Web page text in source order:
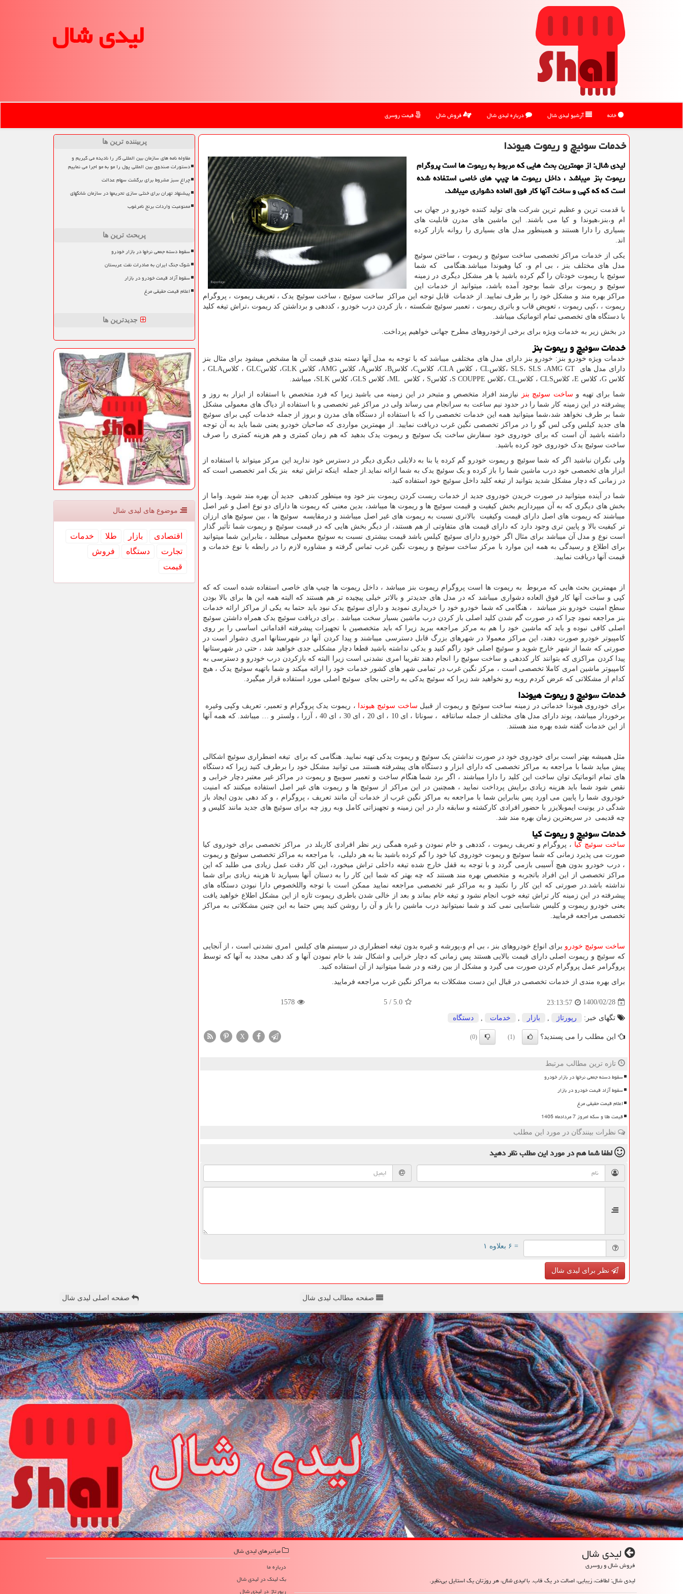
لیدی شال
خانه آرشیو لیدی شال درباره لیدی شال فروش شال قیمت روسری
خدمات سوئیچ و ریموت هیوندا
لیدی شال: از مهمترین بحث هایی كه مربوط به ریموت ها است پروگرام
ریموت بنز میباشد ، داخل ریموت ها چیپ های خاصی استفاده شده
است كه كه كپی و ساخت آنها كار فوق العاده دشواری میباشد.
با قدمت ترین و عظیم ترین شرکت های تولید کننده خودرو در جهان بی
ام و،بنز،هیوندا و کیا می باشند. این ماشین های مدرن قابلیت های
بسیاری را دارا هستند و همینطور مدل های بسیاری را روانه بازار کرده
اند.
یکی از خدمات مراکز تخصصی ساخت سوئیچ و ریموت ، ساختن سوئیچ
مدل های مختلف بنز ، بی ام و، کیا وهیوندا میباشد.هنگامی که شما
سوئیچ یا ریموت خودتان را گم کرده باشید یا هر مشکل دیگری در زمینه
سوئیچ و ریموت برای شما بوجود آمده باشد، میتوانید از خدمات این
مراکز بهره مند و مشکل خود را بر طرف نمایید. از خدمات قابل توجه این مراکز ساخت سوئیچ ، ساخت سوئیچ یدک ، تعریف ریموت ، پروگرام
ریموت ، ،کپی ریموت ، تعویض قاب و باتری ریموت ، تعمیر سوئیچ شکسته ، باز کردن درب خودرو ، کددهی و برداشتن کد ریموت ،تراش تیغه کلید
با دستگاه های تخصصی تمام اتوماتیک میباشد.
در بخش زیر به خدمات ویژه برای برخی ازخودروهای مطرح جهانی خواهیم پرداخت.
خدمات سوئیچ و ریموت بنز
خدمات ویژه خودرو بنز: خودرو بنز دارای مدل های مختلفی میباشد که با توجه به مدل آنها دسته بندی قیمت آن ها مشخص میشود برای مثال بنز
دارای مدل های
AMG GT، SLS ،SLS ،کلاسCL ، کلاسCLA، کلاسC، کلاسB، کلاسA، کلاس AMG، کلاس GLK، کلاسGLC، کلاسGLA،
کلاس G، کلاس E، کلاسCLS ، کلاسCL ،کلاس S COUPPE، کلاسS ، کلاس ML، کلاس GLS، کلاس SLK، میباشد.
شما برای تهیه و ساخت سوئیچ بنز
نیازمند افراد متخصص و متبحر در این زمینه می باشید زیرا که فرد متخصص با استفاده از ابزار به روز و
پیشرفته در این زمینه کار شما را در حدود نیم ساعت به سرانجام می رساند ولی در مراکز غیر تخصصی و با استفاده از دیاگ های معمولی مشکل
شما بر طرف نخواهد شد،شما میتوانید همه این خدمات تخصصی را که با استفاده از دستگاه های مدرن و بروز از جمله خدمات کپی برای سوئیچ
های جدید کیلس وکی لس گو را در مراکز تخصصی نگین غرب دریافت نمایید. از مهمترین مواردی که صاحبان خودرو یعنی شما باید به آن توجه
داشته باشید آن است که برای خودروی خود سفارش ساخت یک سوئیچ و ریموت یدک بدهید که هم زمان کمتری و هم هزینه کمتری را صرف
ساخت سوئیچ یدک خودروی خود کرده باشید.
ولی نگران نباشید اگر که شما سوئیچ و ریموت خودرو گم کرده یا بنا به دلایلی دیگری دیگر در دسترس خود ندارید این مرکز میتواند با استفاده از
ابزار های تخصصی خود درب ماشین شما را باز کرده و یک سوئیچ یدک به شما ارائه نماید.از جمله اینکه تراش تیغه بنز یک امر تخصصی است که
در زمانی که دچار مشکل شدید بتوانید از تیغه کلید داخل سوئیچ خود استفاده کنید.
شما در آینده میتوانید در صورت خریدن خودروی جدید از خدمات ریست کردن ریموت بنز خود وه مینطور کددهی جدید آن بهره مند شوید. واما از
بخش های دیگری که به آن میپردازیم بخش کیفیت و قیمت سوئیچ ها و ریموت ها میباشد، بدین معنی که ریموت ها دارای دو نوع اصل و غیر اصل
میباشند که ریموت های اصل دارای قیمت وکیفیت بالاتری نسبت به ریموت های غیر اصل میباشند و درمقایسه سوئیچ ها ، بین سوئیچ های ارزان
تر کیفیت بالا و پایین تری وجود دارد که دارای قیمت های متفاوتی از هم هستند، از دیگر بخش هایی که در قیمت سوئیچ و ریموت شما تأثیر گذار
است نوع و مدل آن میباشد برای مثال اگر خودرو دارای سوئیچ کیلس باشد قیمت بیشتری نسبت به سوئیچ معمولی میطلبد ، بنابراین شما میتوانید
برای اطلاع و رسیدگی به همه این موارد با مرکز ساخت سوئیچ و ریموت نگین غرب تماس گرفته و مشاوره لازم را در رابطه با نوع خدمات و
قیمت آنها دریافت نمایید.
از مهمترین بحث هایی که مربوط به ریموت ها است پروگرام ریموت بنز میباشد ، داخل ریموت ها چیپ های خاصی استفاده شده است که که
کپی و ساخت آنها کار فوق العاده دشواری میباشد که در مدل های جدیدتر و بالاتر خیلی پیچیده تر هم هستند که البته همه این ها برای بالا بودن
سطح امنیت خودرو بنز میباشد ، هنگامی که شما خودرو خود را خریداری نمودید و دارای سوئیچ یدک نبود باید حتما به یکی از مراکز ارائه خدمات
بنز مراجعه نمود چرا که در صورت گم شدن کلید اصلی باز کردن درب ماشین بسیار سخت میباشد . برای دریافت سوئیچ یدک همراه داشتن سوئیچ
اصلی کافی نبوده و باید که ماشین خود را هم به مرکز مراجعه ببرید زیرا که باید متخصصین با تجهیزات پیشرفته اقداماتی اساسی را بر روی
کامپیوتر خودرو صورت دهند، این مراکز معمولا در شهرهای بزرگ قابل دسترسی میباشند و پیدا کردن آنها در شهرستانها امری دشوار است در
صورتی که شما از شهر خارج شوید و سوئیچ اصلی خود راگم کنید و یدکی نداشته باشید قطعا دچار مشکلی جدی خواهید شد ، حتی در شهرستانها
پیدا کردن مراکزی که بتوانند کار کددهی و ساخت سوئیچ را انجام دهند تقریبا امری نشدنی است زیرا البته که بازکردن درب خودرو و دسترسی به
کامپیوتر ماشین امری کاملا تخصصی است ، مرکز نگین غرب در تمامی شهر های کشور خدمات خود را ارائه میکند و شما باتهیه سوئیچ یدک ، هیچ
کدام از مشکلاتی که عرض کردم روبه رو نخواهید شد زیرا که سوئیچ یدکی به راحتی بجای سوئیچ اصلی مورد استفاده قرار میگیرد.
خدمات سوئیچ و ریموت هیوندا
برای خودروی هیوندا خدماتی در زمینه ساخت سوئیچ و ریموت از قبیل ساخت سوئیچ هیوندا ، ریموت یدک پروگرام و تعمیر، تعریف وکپی وغیره
برخوردار میباشد، یوند دارای مدل های مختلف از جمله سانتافه ، سوناتا ، ای 10 ، ای 20 ، ای 30 ، ای 40 ، آزرا ، ولستر و … میباشد. که همه آنها
از این خدمات گفته شده بهره مند هستند.
مثل همیشه بهتر است برای خودروی خود در صورت نداشتن یک سوئیچ و ریموت یدکی تهیه نمایید. هنگامی که برای تیغه اضطراری سوئیچ اشکالی
پیش میاید شما با مراجعه به مراکز تخصصی که دارای ابزار و دستگاه های پیشرفته هستند می توانید مشکل خود را برطرف کنید زیرا که دستگاه
های تمام اتوماتیک توان ساخت این کلید را دارا میباشند ، اگر برد شما هنگام ساخت و تعمیر سوییچ و ریموت در مراکز غیر معتبر دچار خرابی و
نقص شود شما باید هزینه زیادی برایش پرداخت نمایید ، همچنین در این مراکز از سوئیچ ها و ریموت های غیر اصل استفاده میکنند که امنیت
خودروی شما را پایین می اورد پس بنابراین شما با مراجعه به مراکز نگین غرب از خدمات آن مانند تعریف ، پروگرام ، و کد دهی بدون ایجاد باز
شدگی در یونیت ایموبلایزر با حضور افرادی کارکشته و سابقه دار در این زمینه و تجهیزاتی کامل وبه روز چه برای سوئیچ های جدید مانند کلیس و
چه قدیمی در سریعترین زمان بهره مند شد.
خدمات سوئیچ و ریموت کیا
ساخت سوئیچ کیا ، پروگرام و تعریف ریموت ، کددهی و خام نمودن و غیره همگی زیر نظر افرادی کاربلد در مراکز تخصصی برای خودروی کیا
صورت می پذیرد زمانی که شما سوئیچ و ریموت خودروی کیا خود را گم کرده باشید بنا به هر دلیلی، با مراجعه به مراکز تخصصی سوئیچ و ریموت
، درب خودرو بدون هیچ آسیبی بازمی گردد و با توجه به قفل خارج شده تیغه داخلی تراش میخورد، این کار دقت عمل زیادی می طلبد که این
مراکز تخصصی از این افراد باتجربه و متخصص بهره مند هستند که چه بهتر که شما این کار را به دستان آنها بسپارید تا هزینه زیادی برای شما
نداشته باشد.در صورتی که این کار را نکنید و به مراکز غیر تخصصی مراجعه نمایید ممکن است با توجه واللخصوص دارا نبودن دستگاه های
پیشرفته در این زمینه کار تراش تیغه خوب انجام نشود و تیغه خام بماند و بعد از خالی شدن باطری ریموت تازه از این مشکل اطلاع خواهید یافت
یعنی خودرو ریموت و کلیس شناسایی نمی کند و شما نمیتوانید درب ماشین را باز و آن را روشن کنید پس حتما به این چنین مشکلاتی به مراکز
تخصصی مراجعه فرمایید.
ساخت سوئیچ خودرو برای انواع خودروهای بنز ، بی ام و،پورشه و غیره بدون تیغه اضطراری در سیستم های کیلس امری نشدنی است ، از آنجایی
که سوئیچ و ریموت اصلی دارای قیمت بالایی هستند پس زمانی که دچار خرابی و اشکال شد با خام نمودن آنها و کد دهی مجدد به آنها که توسط
پروگرامر عمل پروگرام کردن صورت می گیرد و مشکل از بین رفته و در شما میتوانید از آن استفاده کنید.
برای بهره مندی از خدمات تخصصی در قبال این دست مشکلات به مراکز نگین غرب مراجعه فرمایید.
1400/02/28
23:13:57
5.0
/
5
1578
تگهای خبر: رپورتاژ بازار خدمات دستگاه
این مطلب را می پسندید؟ (1)
(0)
X
تازه ترین مطالب مرتبط
سقوط دسته جمعی نرخها در بازار خودرو
سقوط آزاد قیمت خودرو در بازار
اعلام قیمت حقیقی مرغ
قیمت طلا و سکه امروز 7 مردادماه 1405
نظرات بینندگان در مورد این مطلب
لطفا شما همدر مورد این مطلبنظر دهید
= ۶ بعلاوه ۱
نظر برای لیدی شال
پربیننده ترین ها
مقاوله نامه های سازمان بین المللی کار را نادیده می گیریم و
دستورات صندوق بین المللی پول را مو به مو اجرا می نماییم
چراغ سبز مشروط برای برگشت سهام عدالت
پیشنهاد تهران برای خنثی سازی تحریمها در سازمان شانگهای
ممنوعیت واردات برنج نامرغوب
پربحث ترین ها
سقوط دسته جمعی نرخها در بازار خودرو
شوک جنگ ایران به صادرات نفت عربستان
سقوط آزاد قیمت خودرو در بازار
اعلام قیمت حقیقی مرغ
جدیدترین ها
موضوع های لیدی شال
اقتصادی بازار طلا
خدمات
تجارت
دستگاه
فروش
قیمت
صفحه مطالب لیدی شال صفحه اصلی لیدی شال
لیدی شال
فروش شال و روسری
لیدی شال: لطافت، زیبایی، اصالت در یک قاب. بالیدی شال، هر روزتان یک استایل بی‌نظیر.
میانبرهای لیدی شال
درباره ما
بک لینک در لیدی شال
رپورتاژ در لیدی شال